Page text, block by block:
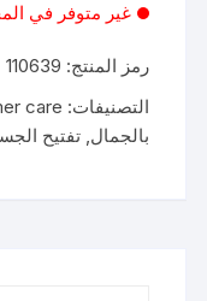
غير متوفر في
رمز المنتج: 110639
التصنيفات: care
بالجمال,تفتيح